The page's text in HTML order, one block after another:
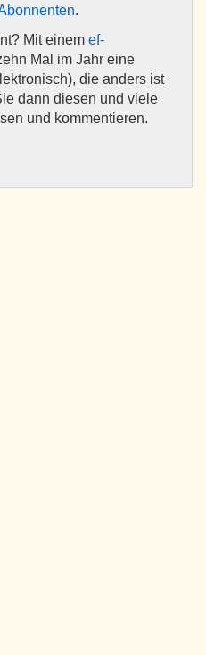
.
Mit einem ef-
Mal im Jahr eine
die anders ist
dann diesen und viele
und kommentieren.